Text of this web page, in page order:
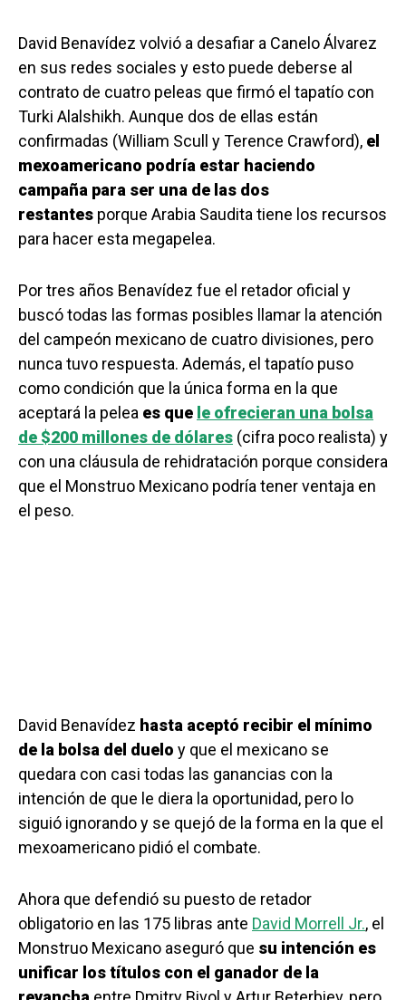
David Benavídez volvió a desafiar a Canelo Álvarez
en sus redes sociales y esto puede deberse al
contrato de cuatro peleas que firmó el tapatío con
Turki Alalshikh. Aunque dos de ellas están
confirmadas (William Scull y Terence Crawford), el
mexoamericano podría estar haciendo
campaña para ser una de las dos
restantes porque Arabia Saudita tiene los recursos
para hacer esta megapelea.
Por tres años Benavídez fue el retador oficial y
buscó todas las formas posibles llamar la atención
del campeón mexicano de cuatro divisiones, pero
nunca tuvo respuesta. Además, el tapatío puso
como condición que la única forma en la que
aceptará la pelea es que le ofrecieran una bolsa
de $200 millones de dólares (cifra poco realista) y
con una cláusula de rehidratación porque considera
que el Monstruo Mexicano podría tener ventaja en
el peso.
David Benavídez hasta aceptó recibir el mínimo
de la bolsa del duelo y que el mexicano se
quedara con casi todas las ganancias con la
intención de que le diera la oportunidad, pero lo
siguió ignorando y se quejó de la forma en la que el
mexoamericano pidió el combate.
Ahora que defendió su puesto de retador
obligatorio en las 175 libras ante David Morrell Jr., el
Monstruo Mexicano aseguró que su intención es
unificar los títulos con el ganador de la